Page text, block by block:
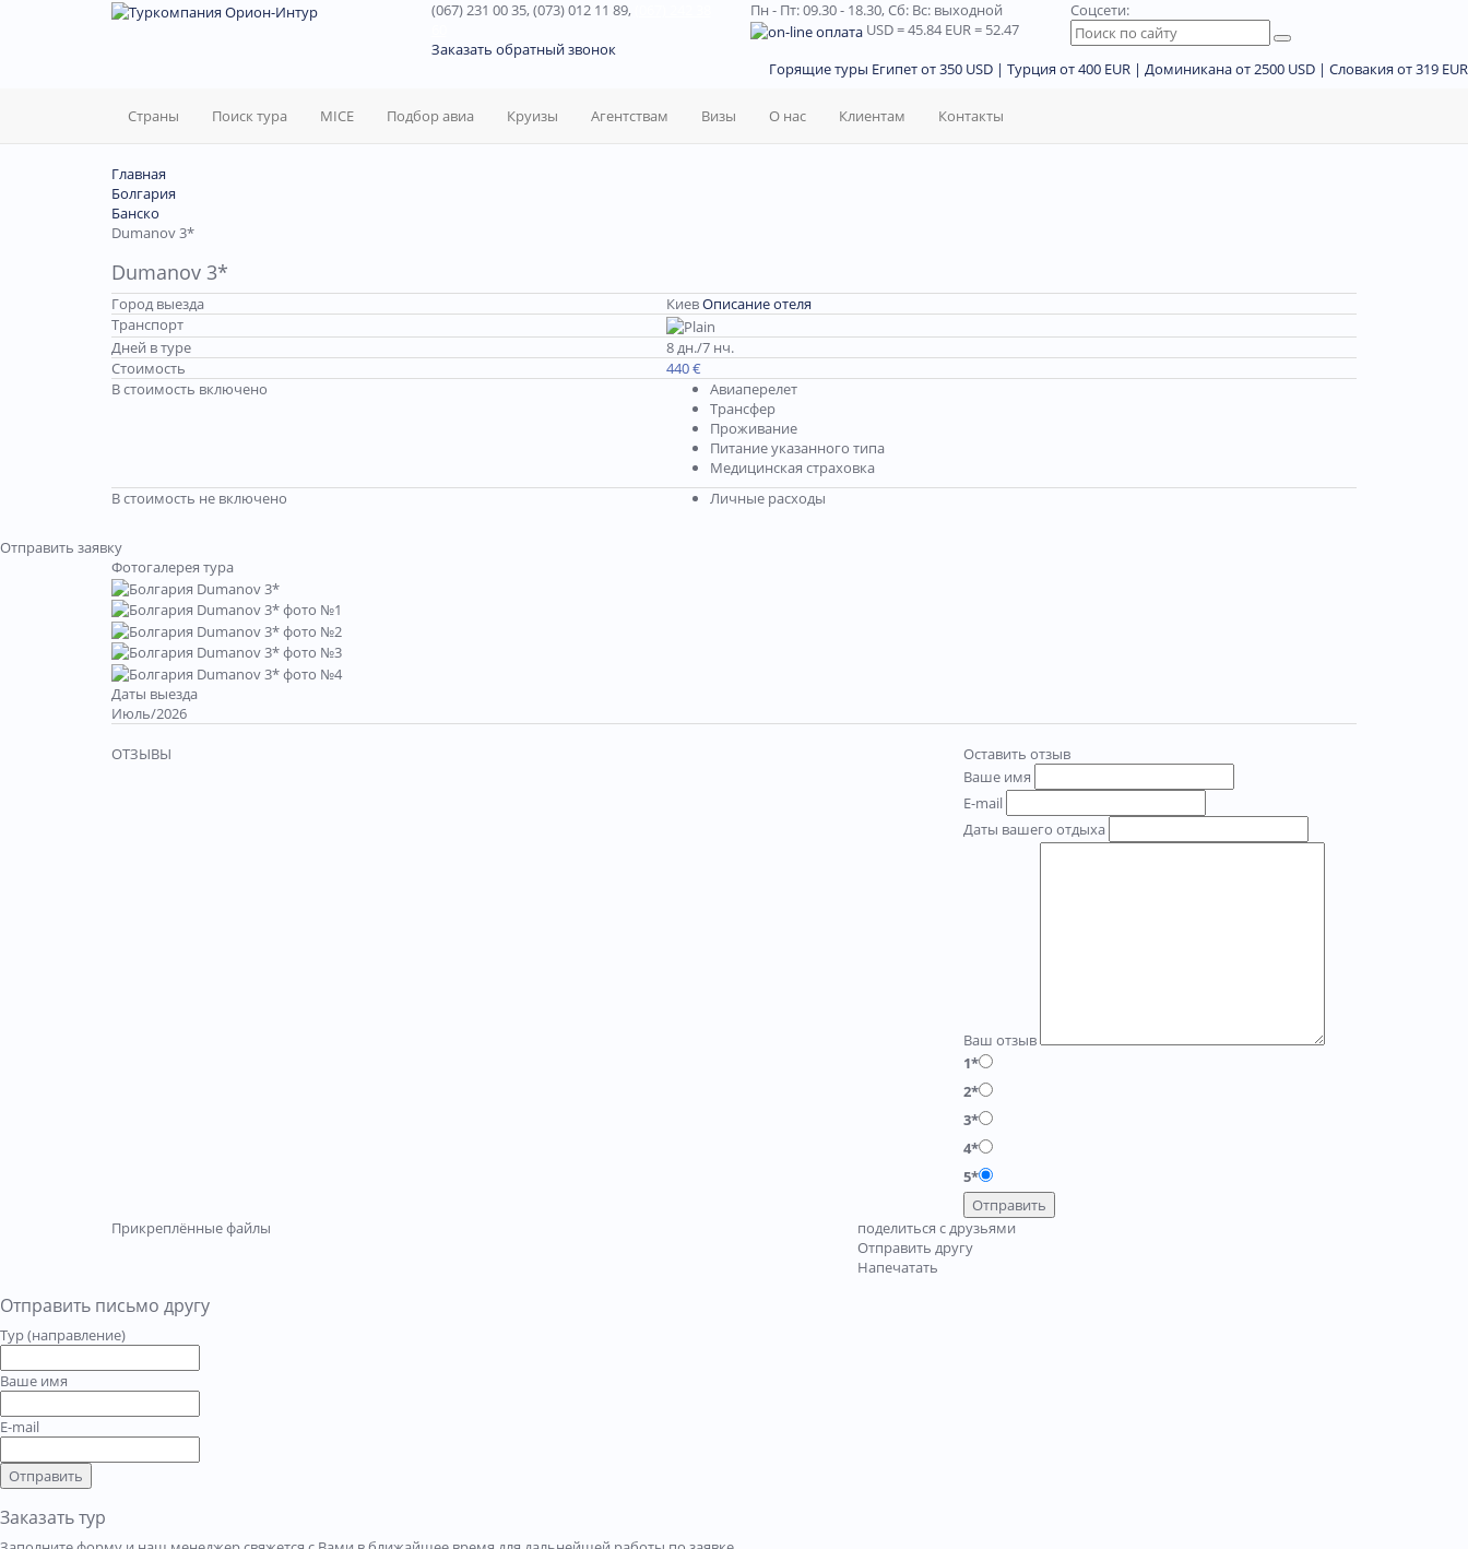
(067) 231 00 35, (073) 012 11 89,
Заказать обратный звонок
Пн - Пт: 09.30 - 18.30,Сб: Вс: выходной
USD= 45.84EUR= 52.47
Соцсети:
Горящие туры Египет от 350 USD | Турция от 400 EUR | Доминикана от 2500 USD | Словакия от 319 EUR
Страны Поиск тура MICE Подбор авиа Круизы Агентствам Визы О нас Клиентам Контакты
Главная
Болгария
Банско
Dumanov 3*
Dumanov 3*
Город выезда КиевОписание отеля
Транспорт
Дней в туре
8 дн./7 нч.
Стоимость
440 €
В стоимость включено
Авиаперелет
Трансфер
Проживание
Питание указанного типа
Медицинская страховка
В стоимость не включено
Личные расходы
Отправить заявку
Фотогалерея тура
Даты выезда
Июль/2026
ОТЗЫВЫ
Оставить отзыв
Ваше имя
E-mail
Даты вашего отдыха
Ваш отзыв
1*
2*
3*
4*
5*
Отправить
Прикреплённые файлы
поделиться с друзьями
Отправить другу
Напечатать
Отправить письмо другу
Тур (направление)
Ваше имя
E-mail
Отправить
Заказать тур